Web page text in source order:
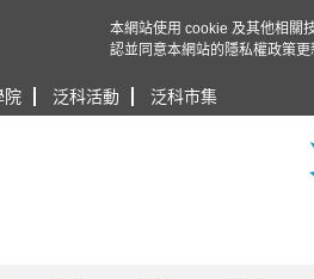
院 泛科活動 泛科市集
本網站使用 cookie 及其他相關
認並同意本網站的隱私權政策更